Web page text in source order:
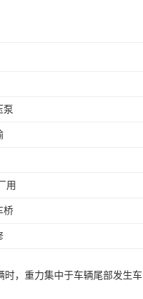
泵
用
桥
时，重力集中于车辆尾部发生车